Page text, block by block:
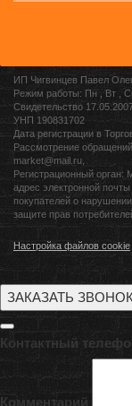
ИП Чигвинцев Павел
Режим работы: Пн , Вт ,
Свидетельство
УНП 190831702
Дата регистрации в
Рассмотрение
market@mail.ru,
Регистрационный орган:
адрес электронной
покупателей о
защите прав
Настройка файлов cookie
ЗАКАЗАТЬ ЗВОНОК
Контактный
Комментарий